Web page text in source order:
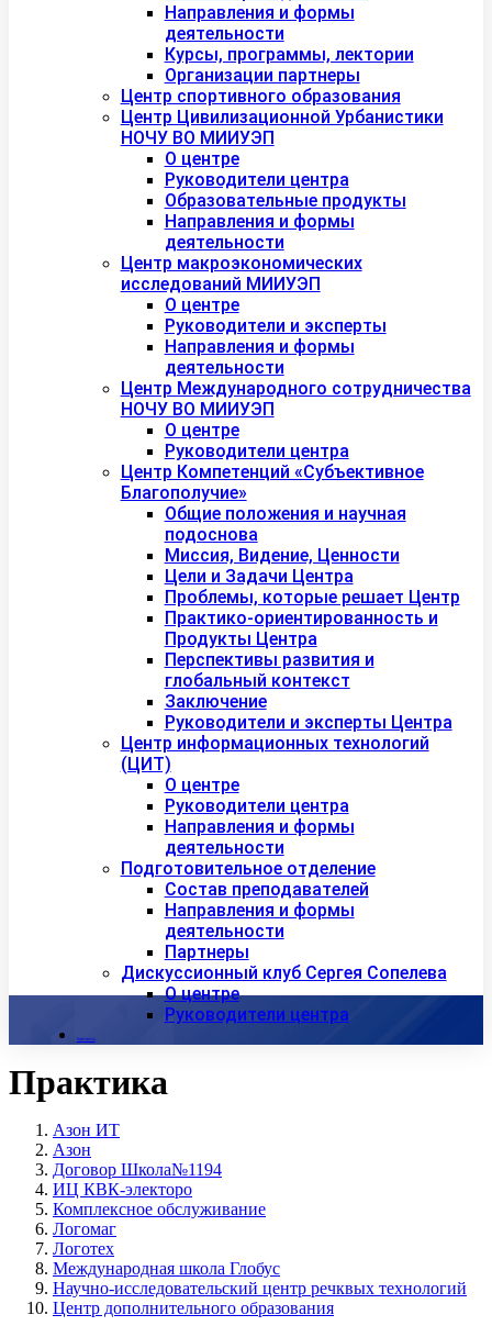
Направления и формы
деятельности
Курсы, программы, лектории
Организации партнеры
Центр спортивного образования
Центр Цивилизационной Урбанистики
НОЧУ ВО МИИУЭП
О центре
Руководители центра
Образовательные продукты
Направления и формы
деятельности
Центр макроэкономических
исследований МИИУЭП
О центре
Руководители и эксперты
Направления и формы
деятельности
Центр Международного сотрудничества
НОЧУ ВО МИИУЭП
О центре
Руководители центра
Центр Компетенций «Субъективное
Благополучие»
Общие положения и научная
подоснова
Миссия, Видение, Ценности
Цели и Задачи Центра
Проблемы, которые решает Центр
Практико-ориентированность и
Продукты Центра
Перспективы развития и
глобальный контекст
Заключение
Руководители и эксперты Центра
Центр информационных технологий
(ЦИТ)
О центре
Руководители центра
Направления и формы
деятельности
Подготовительное отделение
Состав преподавателей
Направления и формы
деятельности
Партнеры
Дискуссионный клуб Сергея Сопелева
О центре
Руководители центра
Контакты
Практика
Азон ИТ
Азон
Договор Школа№1194
ИЦ КВК-электоро
Комплексное обслуживание
Логомаг
Логотех
Международная школа Глобус
Научно-исследовательский центр речквых технологий
Центр дополнительного образования